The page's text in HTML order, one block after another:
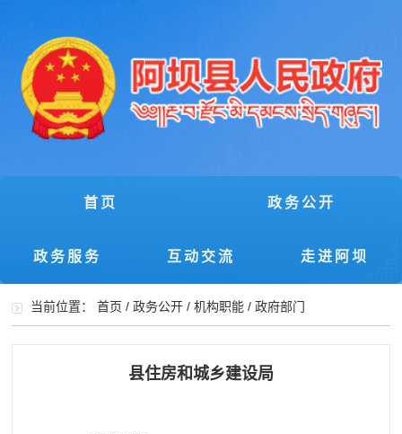
首页 政务公开
政务服务 互动交流 走进阿坝
当前位置：首页 /政务公开 /机构职能 /政府部门
县住房和城乡建设局